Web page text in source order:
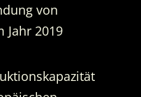
von
Jahr 2019